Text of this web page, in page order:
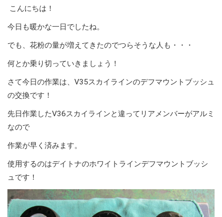
こんにちは！
今日も暖かな一日でしたね。
でも、花粉の量が増えてきたのでつらそうな人も・・・
何とか乗り切っていきましょう！
さて今日の作業は、V35スカイラインのデフマウントブッシュ
の交換です！
先日作業したV36スカイラインと違ってリアメンバーがアルミ
なので
作業が早く済みます。
使用するのはデイトナのホワイトラインデフマウントブッシ
ュです！